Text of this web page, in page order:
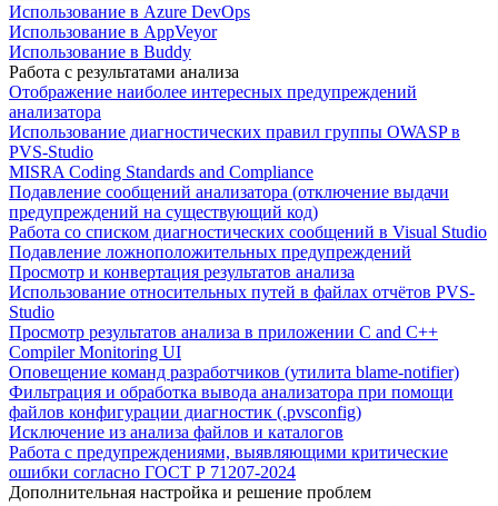
Использование в Azure DevOps
Использование в AppVeyor
Использование в Buddy
Работа с результатами анализа
Отображение наиболее интересных предупреждений
анализатора
Использование диагностических правил группы OWASP в
PVS-Studio
MISRA Coding Standards and Compliance
Подавление сообщений анализатора (отключение выдачи
предупреждений на существующий код)
Работа со списком диагностических сообщений в Visual Studio
Подавление ложноположительных предупреждений
Просмотр и конвертация результатов анализа
Использование относительных путей в файлах отчётов PVS-
Studio
Просмотр результатов анализа в приложении C and C++
Compiler Monitoring UI
Оповещение команд разработчиков (утилита blame-notifier)
Фильтрация и обработка вывода анализатора при помощи
файлов конфигурации диагностик (.pvsconfig)
Исключение из анализа файлов и каталогов
Работа с предупреждениями, выявляющими критические
ошибки согласно ГОСТ Р 71207-2024
Дополнительная настройка и решение проблем